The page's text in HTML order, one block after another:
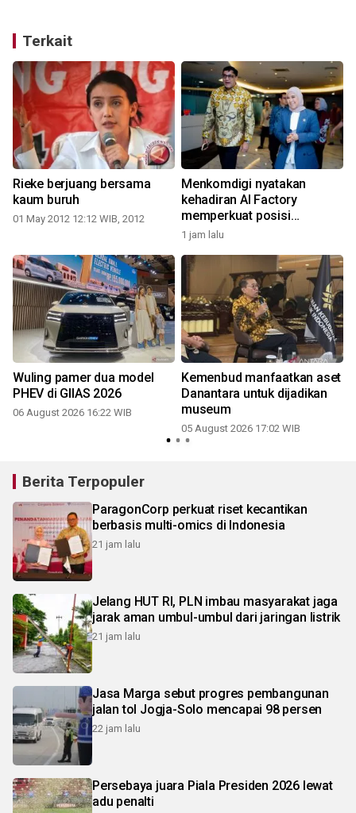
Terkait
Rieke berjuang bersama
kaum buruh
01 May 2012 12:12 WIB, 2012
Menkomdigi nyatakan
kehadiran AI Factory
memperkuat posisi
Indonesia
1 jam lalu
Wuling pamer dua model
PHEV di GIIAS 2026
06 August 2026 16:22 WIB
Kemenbud manfaatkan aset
Danantara untuk dijadikan
museum
05 August 2026 17:02 WIB
Berita Terpopuler
ParagonCorp perkuat riset kecantikan
berbasis multi-omics di Indonesia
21 jam lalu
Jelang HUT RI, PLN imbau masyarakat jaga
jarak aman umbul-umbul dari jaringan listrik
21 jam lalu
Jasa Marga sebut progres pembangunan
jalan tol Jogja-Solo mencapai 98 persen
22 jam lalu
Persebaya juara Piala Presiden 2026 lewat
adu penalti